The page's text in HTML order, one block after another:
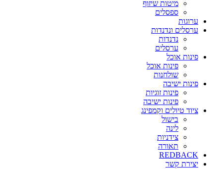
מיטות שיזוף
ספסלים
ערוגות
ערסלים ונדנדות
נדנדות
ערסלים
פינות אוכל
פינות אוכל
שולחנות
פינות ישיבה
פינות זוגיות
פינות ישיבה
ציוד טיולים וקמפינג
בישול
לינה
צידניות
תאורה
REDBACK
יצירת קשר